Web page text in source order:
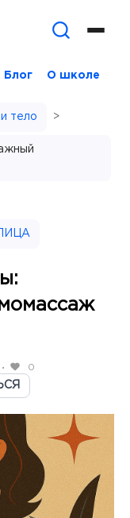
Блог О школе
тело >
• 0